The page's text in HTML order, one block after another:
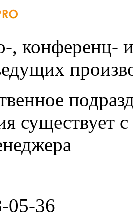
, конференц-
существует
05-36